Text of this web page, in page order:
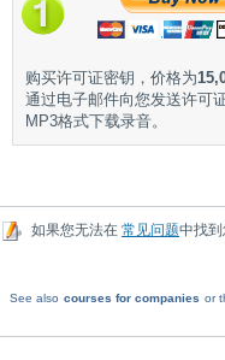
购买许可证密钥，价格为
通过电子邮件向您发送许可
MP3格式下载录音。
如果您无法在 常见问题中找
See also courses for companies or